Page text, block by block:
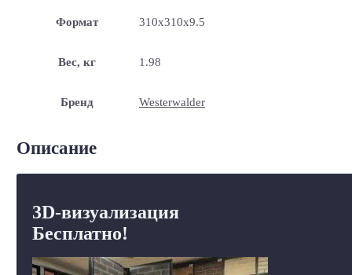
Формат 310x310x9.5
Вес, кг 1.98
Бренд Westerwalder
Описание
3D-визуализация
Бесплатно!